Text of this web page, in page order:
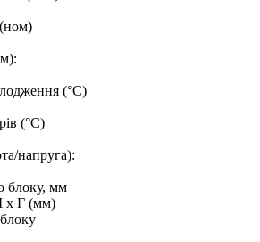
(°C)
(°C)
напруга):
блоку, мм
x Г (мм)